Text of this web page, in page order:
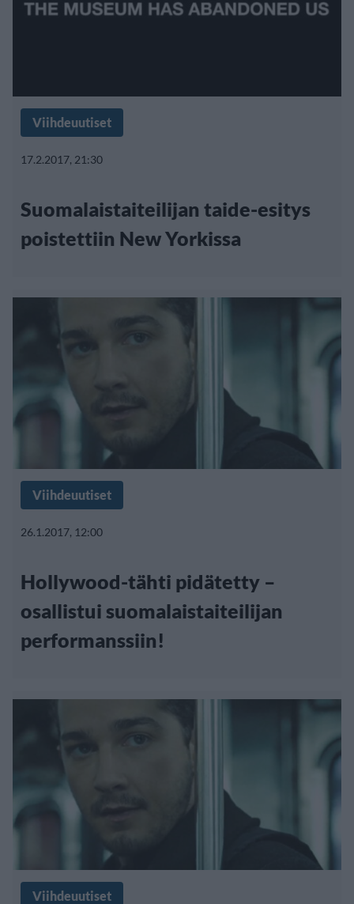
Viihdeuutiset
17.2.2017, 21:30
Suomalaistaiteilijan taide-esitys
poistettiin New Yorkissa
Viihdeuutiset
26.1.2017, 12:00
Hollywood-tähti pidätetty –
osallistui suomalaistaiteilijan
performanssiin!
Viihdeuutiset